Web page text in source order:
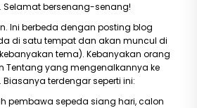
Selamat bersenang-senang!
Ini berbeda dengan posting blog
di satu tempat dan akan muncul di
tema). Kebanyakan orang
yang mengenalkannya ke
terdengar seperti ini:
pembawa sepeda siang hari, calon